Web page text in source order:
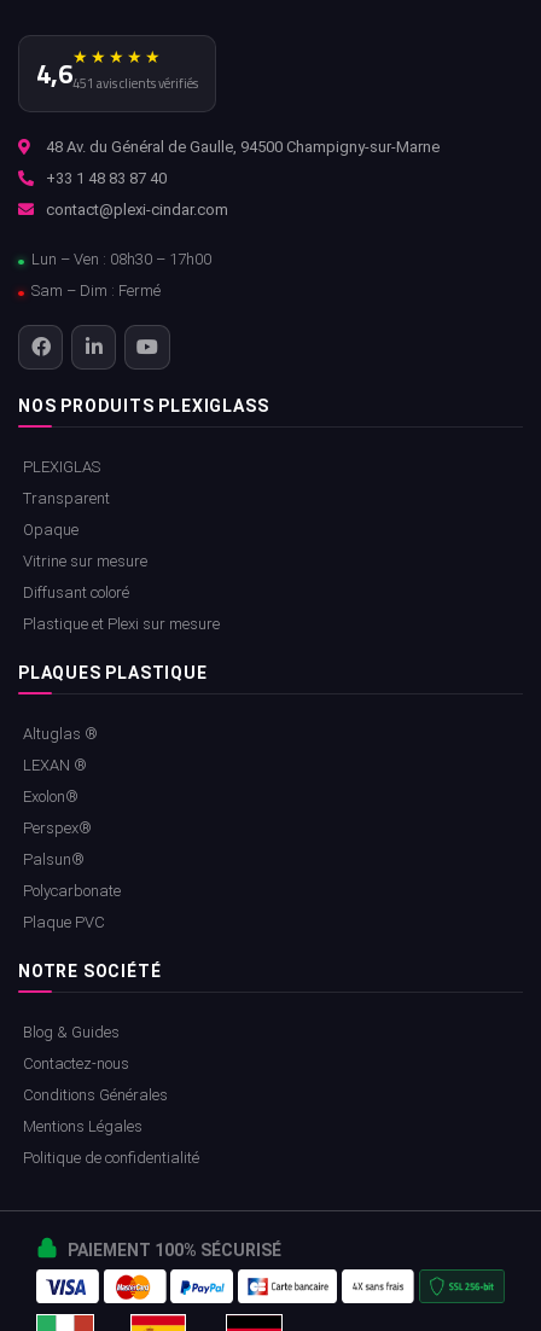
4,6★★★★★
451 avis clients vérifiés
48 Av. du Général de Gaulle, 94500 Champigny-sur-Marne
+33 1 48 83 87 40
contact@plexi-cindar.com
Lun – Ven : 08h30 – 17h00
Sam – Dim : Fermé
NOS PRODUITS PLEXIGLASS
PLEXIGLAS
Transparent
Opaque
Vitrine sur mesure
Diffusant coloré
Plastique et Plexi sur mesure
PLAQUES PLASTIQUE
Altuglas ®
LEXAN ®
Exolon®
Perspex®
Palsun®
Polycarbonate
Plaque PVC
NOTRE SOCIÉTÉ
Blog & Guides
Contactez-nous
Conditions Générales
Mentions Légales
Politique de confidentialité
PAIEMENT 100% SÉCURISÉ